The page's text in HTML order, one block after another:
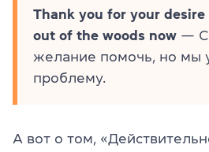
Thank you for your
out of the woods now —
желание помочь, но мы
проблему.
А вот о том,